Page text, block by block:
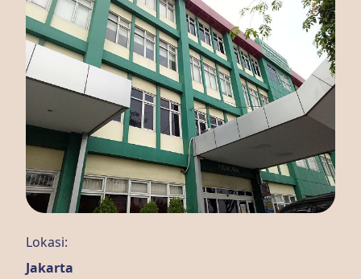
Lokasi:
Jakarta